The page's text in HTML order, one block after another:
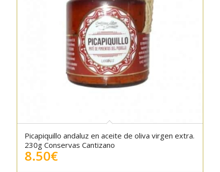
5.00
Picapiquillo andaluz en aceite de oliva virgen extra.
230g Conservas Cantizano
8.50€